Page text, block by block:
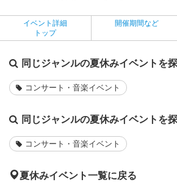
イベント詳細
トップ
開催期間など
同じジャンルの夏休みイベントを
コンサート・音楽イベント
同じジャンルの夏休みイベントを探
コンサート・音楽イベント
夏休みイベント一覧に戻る